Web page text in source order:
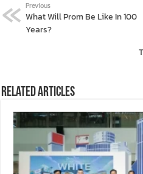
Previous
What Will Prom Be Like In 100
Years?
Related Articles